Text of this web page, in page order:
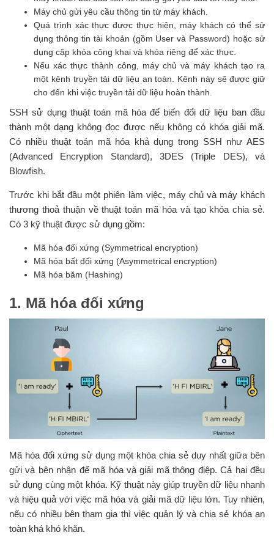
Máy chủ gửi yêu cầu thông tin từ máy khách.
Quá trình xác thực được thực hiện, máy khách có thể sử
dụng thông tin tài khoản (gồm User và Password) hoặc sử
dụng cặp khóa công khai và khóa riêng để xác thực.
Nếu xác thực thành công, máy chủ và máy khách tạo ra
một kênh truyền tải dữ liệu an toàn. Kênh này sẽ được giữ
cho đến khi việc truyền tải dữ liệu hoàn thành.
SSH sử dụng thuật toán mã hóa để biến đổi dữ liệu ban đầu
thành một dạng không đọc được nếu không có khóa giải mã.
Có nhiều thuật toán mã hóa khả dụng trong SSH như AES
(Advanced Encryption Standard), 3DES (Triple DES), và
Blowfish.
Trước khi bắt đầu một phiên làm việc, máy chủ và máy khách
thương thoả thuận về thuật toán mã hóa và tạo khóa chia sẻ.
Có 3 kỹ thuật được sử dụng gồm:
Mã hóa đối xứng (Symmetrical encryption)
Mã hóa bất đối xứng (Asymmetrical encryption)
Mã hóa băm (Hashing)
1. Mã hóa đối xứng
Mã hóa đối xứng sử dụng một khóa chia sẻ duy nhất giữa bên
gửi và bên nhận để mã hóa và giải mã thông điệp. Cả hai đều
sử dụng cùng một khóa. Kỹ thuật này giúp truyền dữ liệu nhanh
và hiệu quả với việc mã hóa và giải mã dữ liệu lớn. Tuy nhiên,
nếu có nhiều bên tham gia thì việc quản lý và chia sẻ khóa an
toàn khá khó khăn.